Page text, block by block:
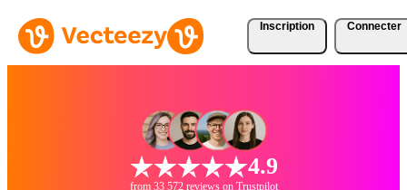
Inscription Connecter
4.9
from 33 572 reviews on Trustpilot